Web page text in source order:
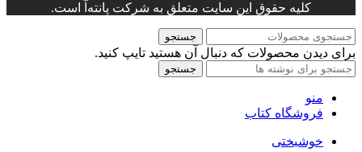
کلیه حقوق این سایت متعلق به شرکت پانته‌آ است.
جستجو
برای دیدن محصولات که دنبال آن هستید تایپ کنید.
جستجو
منو
فروشگاه کتاب
خوشبختی